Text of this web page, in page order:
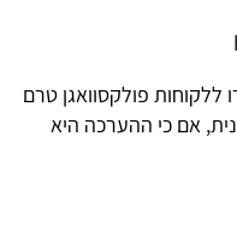
ללקוחות פולקסוואגן טרם
אם כי ההערכה היא